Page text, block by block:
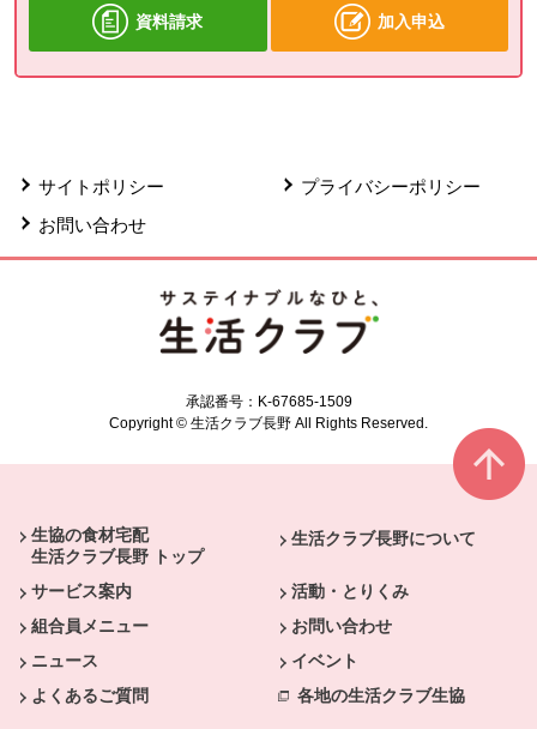
資料請求 加入申込
サイトポリシー
プライバシーポリシー
お問い合わせ
承認番号：K-67685-1509
Copyright © 生活クラブ長野 All Rights Reserved.
生協の食材宅配
生活クラブ長野 トップ
生活クラブ長野について
サービス案内
活動・とりくみ
組合員メニュー
お問い合わせ
ニュース
イベント
よくあるご質問
各地の生活クラブ生協